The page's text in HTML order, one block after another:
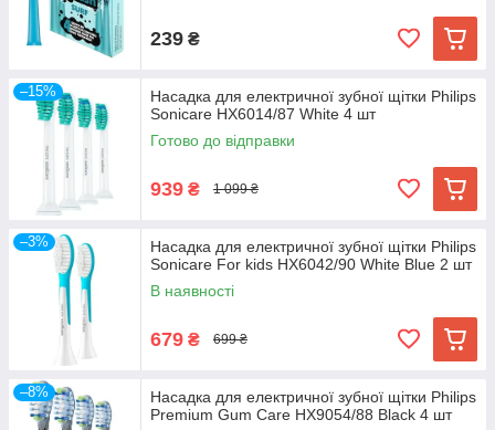
239 ₴
–15%
Насадка для електричної зубної щітки Philips
Sonicare HX6014/87 White 4 шт
Готово до відправки
939 ₴ 1 099 ₴
–3%
Насадка для електричної зубної щітки Philips
Sonicare For kids HX6042/90 White Blue 2 шт
В наявності
679 ₴ 699 ₴
–8%
Насадка для електричної зубної щітки Philips
Premium Gum Care HX9054/88 Black 4 шт